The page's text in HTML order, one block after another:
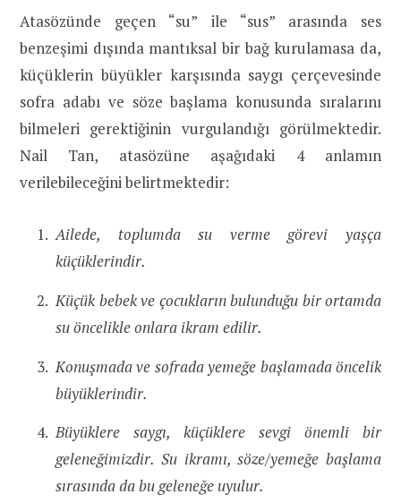
Atasözünde geçen “su” ile “sus” arasında ses
benzeşimi dışında mantıksal bir bağ kurulamasa da,
küçüklerin büyükler karşısında saygı çerçevesinde
sofra adabı ve söze başlama konusunda sıralarını
bilmeleri gerektiğinin vurgulandığı görülmektedir.
Nail Tan, atasözüne aşağıdaki 4 anlamın
verilebileceğini belirtmektedir:
Ailede, toplumda su verme görevi yaşça
küçüklerindir.
Küçük bebek ve çocukların bulunduğu bir ortamda
su öncelikle onlara ikram edilir.
Konuşmada ve sofrada yemeğe başlamada öncelik
büyüklerindir.
Büyüklere saygı, küçüklere sevgi önemli bir
geleneğimizdir. Su ikramı, söze/yemeğe başlama
sırasında da bu geleneğe uyulur.